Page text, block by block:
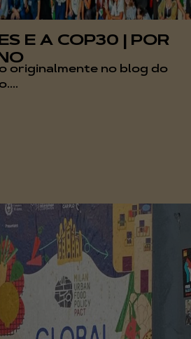
E A COP30 | POR
originalmente no blog do